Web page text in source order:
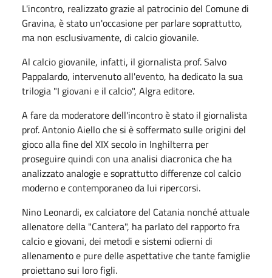
L'incontro, realizzato grazie al patrocinio del Comune di
Gravina, è stato un'occasione per parlare soprattutto,
ma non esclusivamente, di calcio giovanile.
Al calcio giovanile, infatti, il giornalista prof. Salvo
Pappalardo, intervenuto all'evento, ha dedicato la sua
trilogia "I giovani e il calcio", Algra editore.
A fare da moderatore dell'incontro è stato il giornalista
prof. Antonio Aiello che si è soffermato sulle origini del
gioco alla fine del XIX secolo in Inghilterra per
proseguire quindi con una analisi diacronica che ha
analizzato analogie e soprattutto differenze col calcio
moderno e contemporaneo da lui ripercorsi.
Nino Leonardi, ex calciatore del Catania nonché attuale
allenatore della "Cantera", ha parlato del rapporto fra
calcio e giovani, dei metodi e sistemi odierni di
allenamento e pure delle aspettative che tante famiglie
proiettano sui loro figli.